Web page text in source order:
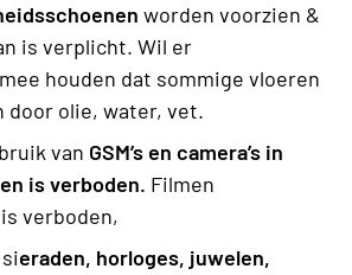
worden voorzien &
is verplicht. Wil er
houden dat sommige vloeren
door olie, water, vet.
van GSM’s en camera’s in
is verboden. Filmen
verboden,
eraden, horloges, juwelen,